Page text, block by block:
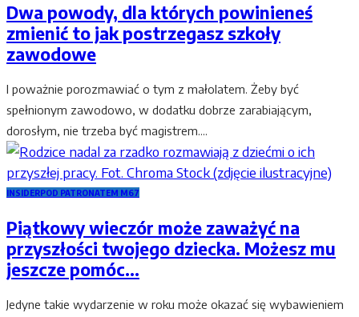
Dwa powody, dla których powinieneś
zmienić to jak postrzegasz szkoły
zawodowe
I poważnie porozmawiać o tym z małolatem. Żeby być
spełnionym zawodowo, w dodatku dobrze zarabiającym,
dorosłym, nie trzeba być magistrem....
INSIDERPOD PATRONATEM M67
Piątkowy wieczór może zaważyć na
przyszłości twojego dziecka. Możesz mu
jeszcze pomóc…
Jedyne takie wydarzenie w roku może okazać się wybawieniem